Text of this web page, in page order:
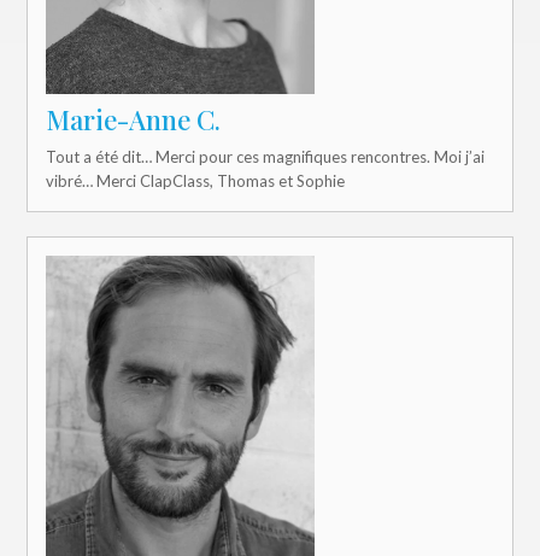
Marie-Anne C.
Tout a été dit… Merci pour ces magnifiques rencontres. Moi j’ai
vibré… Merci ClapClass, Thomas et Sophie